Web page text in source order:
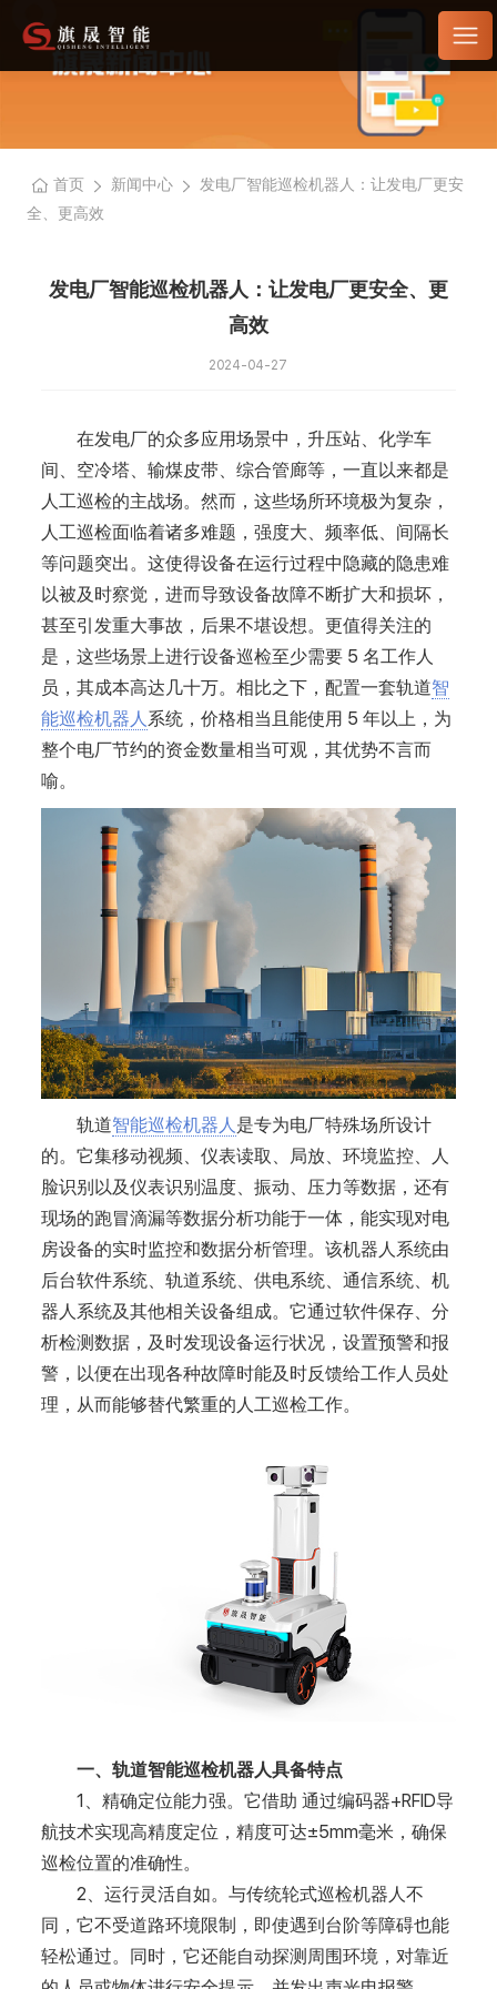
首页 新闻中心
发电厂智能巡检机器人：让发电厂更安
全、更高效
发电厂智能巡检机器人：让发电厂更安全、更
高效
2024-04-27
在发电厂的众多应用场景中，升压站、化学车
间、空冷塔、输煤皮带、综合管廊等，一直以来都是
人工巡检的主战场。然而，这些场所环境极为复杂，
人工巡检面临着诸多难题，强度大、频率低、间隔长
等问题突出。这使得设备在运行过程中隐藏的隐患难
以被及时察觉，进而导致设备故障不断扩大和损坏，
甚至引发重大事故，后果不堪设想。更值得关注的
是，这些场景上进行设备巡检至少需要 5 名工作人
员，其成本高达几十万。相比之下，配置一套轨道智
能巡检机器人 系统，价格相当且能使用 5 年以上，为
整个电厂节约的资金数量相当可观，其优势不言而
喻。
轨道智能巡检机器人 是专为电厂特殊场所设计
的。它集移动视频、仪表读取、局放、环境监控、人
脸识别以及仪表识别温度、振动、压力等数据，还有
现场的跑冒滴漏等数据分析功能于一体，能实现对电
房设备的实时监控和数据分析管理。该机器人系统由
后台软件系统、轨道系统、供电系统、通信系统、机
器人系统及其他相关设备组成。它通过软件保存、分
析检测数据，及时发现设备运行状况，设置预警和报
警，以便在出现各种故障时能及时反馈给工作人员处
理，从而能够替代繁重的人工巡检工作。
一、轨道智能巡检机器人具备特点
1、精确定位能力强。它借助 通过编码器+RFID导
航技术实现高精度定位，精度可达±5mm毫米，确保
巡检位置的准确性。
2、运行灵活自如。与传统轮式巡检机器人不
同，它不受道路环境限制，即使遇到台阶等障碍也能
轻松通过。同时，它还能自动探测周围环境，对靠近